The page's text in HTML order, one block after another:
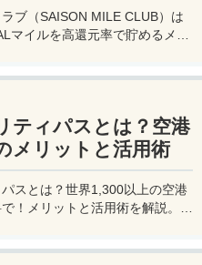
ブ（SAISON MILE CLUB）は
マイルを高還元率で貯めるメリ
ティパスとは？空港
メリットと活用術
スとは？世界1,300以上の空港
！メリットと活用術を解説。セ